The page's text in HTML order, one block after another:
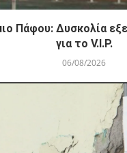
Πάφου: Δυσκολία
για το V.I.P.